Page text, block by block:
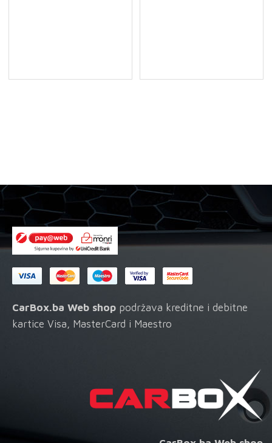
CarBox.ba Web shop podržava kreditne i debitne
kartice Visa, MasterCard i Maestro